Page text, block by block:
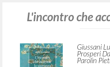
L'incontro che
Giussani
Prosperi
Parolin